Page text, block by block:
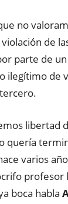
no
de
parte de
ilegítimo de
libertad
quería
varios
profesor
boca habla